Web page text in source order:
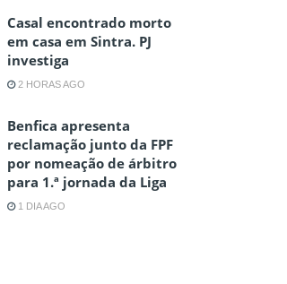
Casal encontrado morto
em casa em Sintra. PJ
investiga
2 HORAS AGO
Benfica apresenta
reclamação junto da FPF
por nomeação de árbitro
para 1.ª jornada da Liga
1 DIA AGO